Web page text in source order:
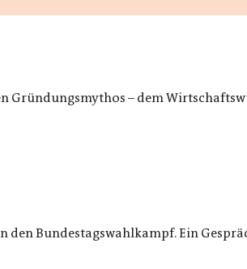
Gründungsmythos – dem
Bundestagswahlkampf. Ein